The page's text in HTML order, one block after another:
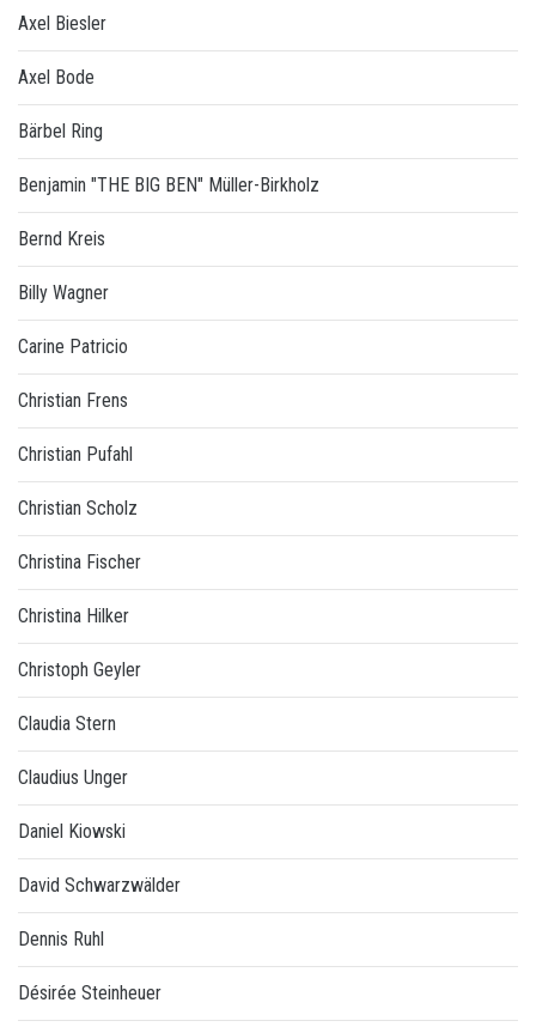
Axel Biesler
Axel Bode
Bärbel Ring
Benjamin "THE BIG BEN" Müller-Birkholz
Bernd Kreis
Billy Wagner
Carine Patricio
Christian Frens
Christian Pufahl
Christian Scholz
Christina Fischer
Christina Hilker
Christoph Geyler
Claudia Stern
Claudius Unger
Daniel Kiowski
David Schwarzwälder
Dennis Ruhl
Désirée Steinheuer